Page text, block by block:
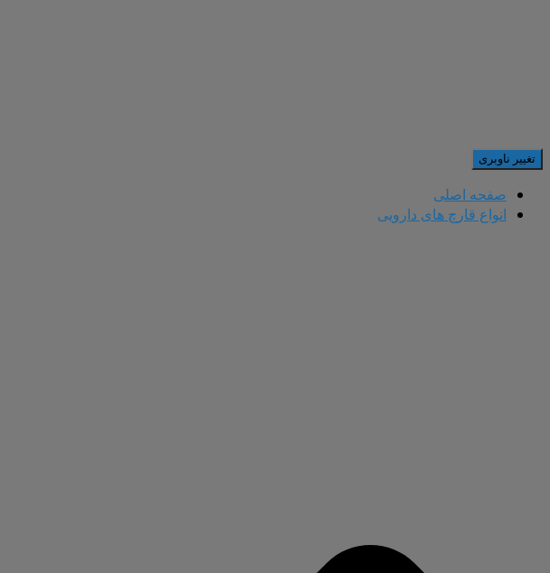
تغییر ناوبری
صفحه اصلی
انواع قارچ های دارویی